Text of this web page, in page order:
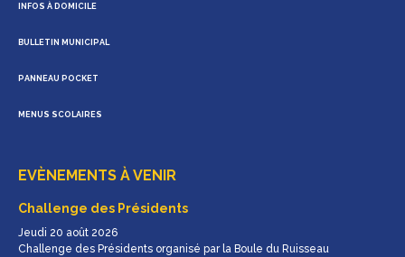
INFOS À DOMICILE
BULLETIN MUNICIPAL
PANNEAU POCKET
MENUS SCOLAIRES
EVÈNEMENTS À VENIR
Challenge des Présidents
Jeudi 20 août 2026
Challenge des Présidents organisé par la Boule du Ruisseau